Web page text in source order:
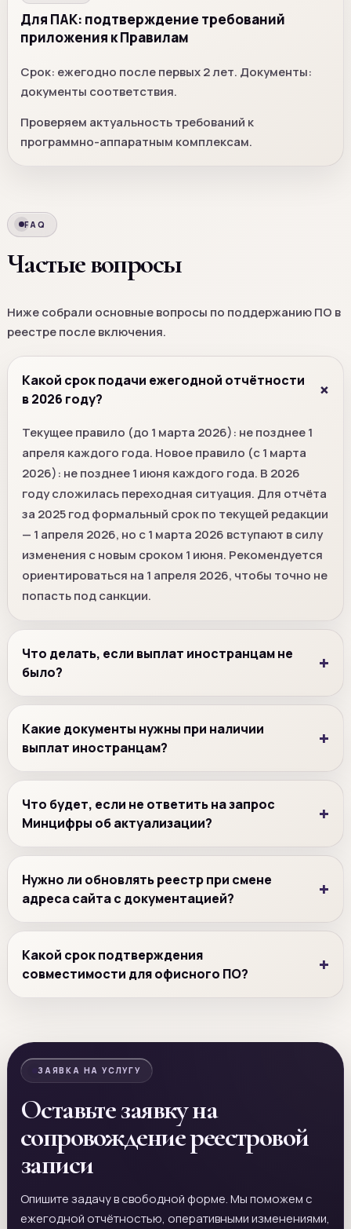
Для ПАК: подтверждение требований
приложения к Правилам
Срок: ежегодно после первых 2 лет. Документы:
документы соответствия.
Проверяем актуальность требований к
программно-аппаратным комплексам.
FAQ
Частые вопросы
Ниже собрали основные вопросы по поддержанию ПО в
реестре после включения.
Какой срок подачи ежегодной отчётности
в 2026 году?
Текущее правило (до 1 марта 2026): не позднее 1
апреля каждого года. Новое правило (с 1 марта
2026): не позднее 1 июня каждого года. В 2026
году сложилась переходная ситуация. Для отчёта
за 2025 год формальный срок по текущей редакции
— 1 апреля 2026, но с 1 марта 2026 вступают в силу
изменения с новым сроком 1 июня. Рекомендуется
ориентироваться на 1 апреля 2026, чтобы точно не
попасть под санкции.
Что делать, если выплат иностранцам не
было?
Какие документы нужны при наличии
выплат иностранцам?
Что будет, если не ответить на запрос
Минцифры об актуализации?
Нужно ли обновлять реестр при смене
адреса сайта с документацией?
Какой срок подтверждения
совместимости для офисного ПО?
ЗАЯВКА НА УСЛУГУ
Оставьте заявку на
сопровождение реестровой
записи
Опишите задачу в свободной форме. Мы поможем с
ежегодной отчётностью, оперативными изменениями,